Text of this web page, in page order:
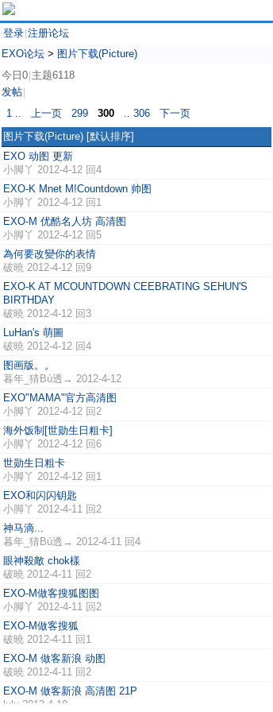
登录 注册论坛
EXO论坛 > 图片下载(Picture)
今日0 主题6118
发帖
1 .. 上一页 299 300 .. 306
下一页
图片下载(Picture) [默认排序]
EXO 动图 更新
小脚丫 2012-4-12 回4
EXO-K Mnet M!Countdown 帅图
小脚丫 2012-4-12 回1
EXO-M 优酷名人坊 高清图
小脚丫 2012-4-12 回5
為何要改變你的表情
破曉 2012-4-12 回9
EXO-K AT MCOUNTDOWN CEEBRATING SEHUN'S
BIRTHDAY
破曉 2012-4-12 回3
LuHan's 萌圖
破曉 2012-4-12 回4
图画版。。
暮年_猜Bú透→ 2012-4-12
EXO"MAMA"官方高清图
小脚丫 2012-4-12 回2
海外饭制[世勋生日粗卡]
小脚丫 2012-4-12 回6
世勋生日粗卡
小脚丫 2012-4-12 回1
EXO和闪闪钥匙
小脚丫 2012-4-11 回2
神马滴...
暮年_猜Bú透→ 2012-4-11 回4
眼神殺敵 chok樣
破曉 2012-4-11 回2
EXO-M做客搜狐图图
小脚丫 2012-4-11 回2
EXO-M做客搜狐
破曉 2012-4-11 回1
EXO-M 做客新浪 动图
破曉 2012-4-11 回2
EXO-M 做客新浪 高清图 21P
lulu 2012-4-10